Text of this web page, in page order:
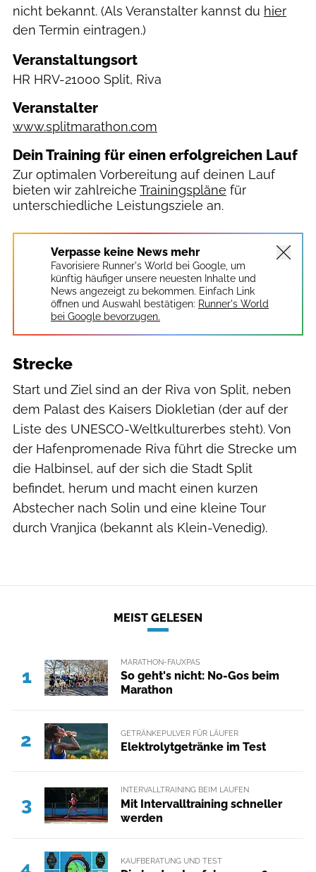
nicht bekannt. (Als Veranstalter kannst du hier
den Termin eintragen.)
Veranstaltungsort
HR HRV-21000 Split, Riva
Veranstalter
www.splitmarathon.com
Dein Training für einen erfolgreichen Lauf
Zur optimalen Vorbereitung auf deinen Lauf
bieten wir zahlreiche Trainingspläne für
unterschiedliche Leistungsziele an.
Verpasse keine News mehr
Favorisiere Runner's World bei Google, um
künftig häufiger unsere neuesten Inhalte und
News angezeigt zu bekommen. Einfach Link
öffnen und Auswahl bestätigen: Runner's World
bei Google bevorzugen.
Strecke
Start und Ziel sind an der Riva von Split, neben
dem Palast des Kaisers Diokletian (der auf der
Liste des UNESCO-Weltkulturerbes steht). Von
der Hafenpromenade Riva führt die Strecke um
die Halbinsel, auf der sich die Stadt Split
befindet, herum und macht einen kurzen
Abstecher nach Solin und eine kleine Tour
durch Vranjica (bekannt als Klein-Venedig).
MEIST GELESEN
1
MARATHON-FAUXPAS
So geht's nicht: No-Gos beim
Marathon
2 GETRÄNKEPULVER FÜR LÄUFER
Elektrolytgetränke im Test
3
INTERVALLTRAINING BEIM LAUFEN
Mit Intervalltraining schneller
werden
KAUFBERATUNG UND TEST